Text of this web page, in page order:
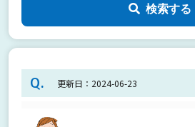
検索する
Q. 更新日：2024-06-23